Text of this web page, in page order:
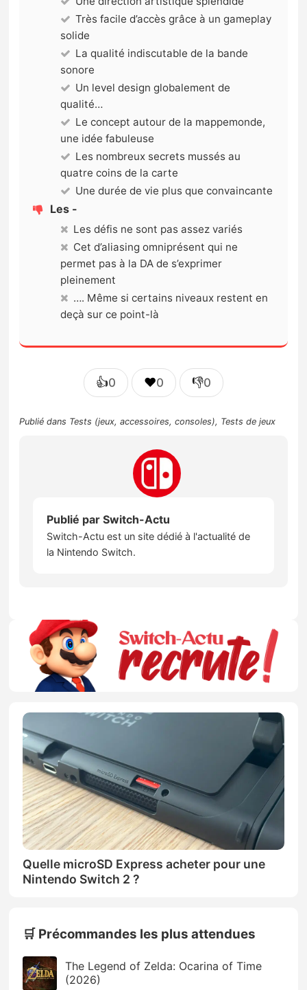
Très facile d’accès grâce à un gameplay
solide
La qualité indiscutable de la bande
sonore
Un level design globalement de
qualité…
Le concept autour de la mappemonde,
une idée fabuleuse
Les nombreux secrets mussés au
quatre coins de la carte
Une durée de vie plus que convaincante
Les -
Les défis ne sont pas assez variés
Cet d’aliasing omniprésent qui ne
permet pas à la DA de s’exprimer
pleinement
…. Même si certains niveaux restent en
deçà sur ce point-là
👍0 ❤️0 👎0
Publié dans Tests (jeux, accessoires, consoles), Tests de jeux
Publié parSwitch-Actu
Switch-Actu est un site dédié à l'actualité de
la Nintendo Switch.
Quelle microSD Express acheter pour une
Nintendo Switch 2 ?
🛒 Précommandes les plus attendues
The Legend of Zelda: Ocarina of Time
(2026)